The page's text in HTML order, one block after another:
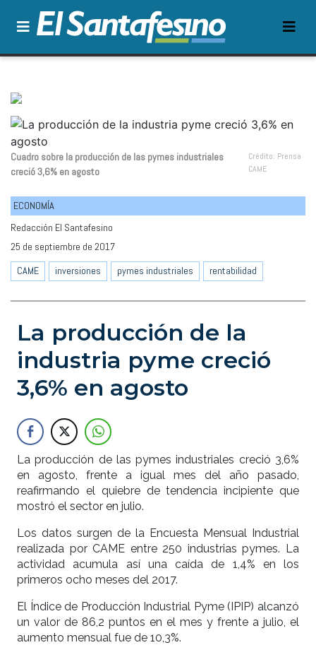
Cuadro sobre la producción de las pymes industriales
creció 3,6% en agosto
Crédito: Prensa
CAME
ECONOMÍA
Redacción El Santafesino
25 de septiembre de 2017
CAME
inversiones pymes industriales rentabilidad
La producción de la
industria pyme creció
3,6% en agosto
La producción de las pymes industriales creció 3,6%
en agosto, frente a igual mes del año pasado,
reafirmando el quiebre de tendencia incipiente que
mostró el sector en julio.
Los datos surgen de la Encuesta Mensual Industrial
realizada por CAME entre 250 industrias pymes. La
actividad acumula así una caída de 1,4% en los
primeros ocho meses del 2017.
El Índice de Producción Industrial Pyme (IPIP) alcanzó
un valor de 86,2 puntos en el mes y frente a julio, el
aumento mensual fue de 10,3%.